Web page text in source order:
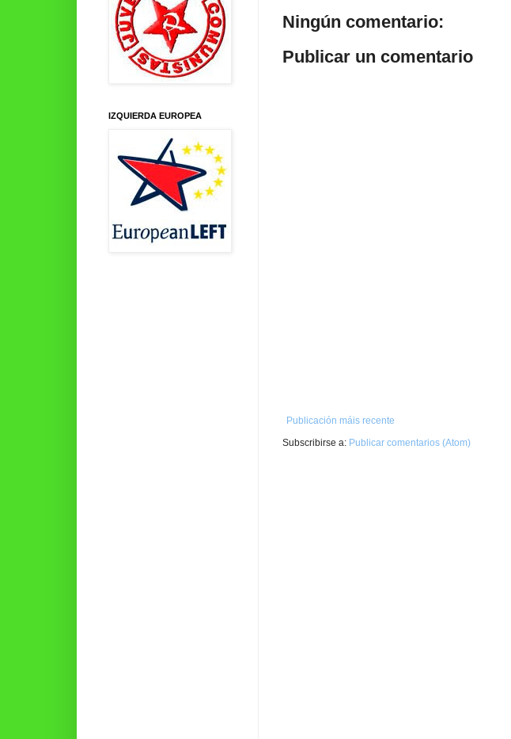
Ningún comentario:
Publicar un comentario
Publicación máis recente
Subscribirse a: Publicar comentarios (Atom)
IZQUIERDA EUROPEA